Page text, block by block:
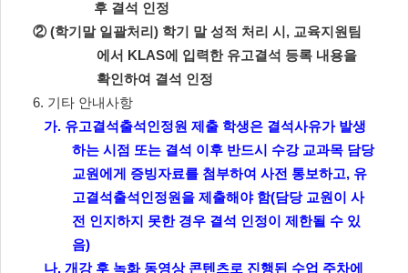
후 결석 인정
② (학기말 일괄처리 ) 학기 말 성적 처리 시 , 교육지원팀
에서
KLAS에 입력한 유고결석 등록 내용을
확인하여 결석 인정
6. 기타 안내사항
가. 유고결석출석인정원 제출 학생은 결석사유가 발생
하는 시점 또는 결석 이후 반드시 수강 교과목 담당
교원에게 증빙자료를 첨부하여 사전 통보하고, 유
고결석출석인정원을 제출해야 함(담당 교원이 사
전 인지하지 못한 경우 결석 인정이 제한될 수 있
음)
나. 개강 후 녹화 동영상 콘텐츠로 진행된 수업 주차에